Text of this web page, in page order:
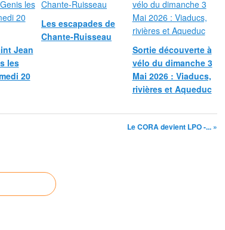
Jean
les
20
Les escapades de
Chante-Ruisseau
Sortie découverte à
vélo du dimanche 3
Mai 2026 : Viaducs,
rivières et Aqueduc
Le CORA devient LPO -... »